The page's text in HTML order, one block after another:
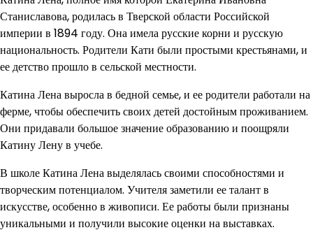
Станиславова, родилась в Тверской области Российской
империи в 1894 году. Она имела русские корни и русскую
национальность. Родители Кати были простыми крестьянами, и
ее детство прошло в сельской местности.
Катина Лена выросла в бедной семье, и ее родители работали на
ферме, чтобы обеспечить своих детей достойным проживанием.
Они придавали большое значение образованию и поощряли
Катину Лену в учебе.
В школе Катина Лена выделялась своими способностями и
творческим потенциалом. Учителя заметили ее талант в
искусстве, особенно в живописи. Ее работы были признаны
уникальными и получили высокие оценки на выставках.